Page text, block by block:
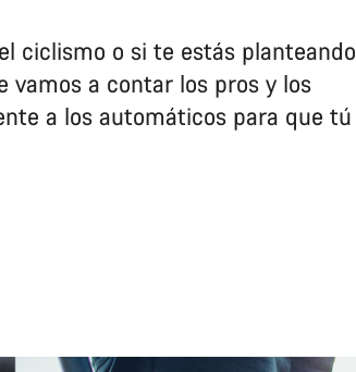
ciclismo o si te estás planteando
vamos a contar los pros y los
a los automáticos para que tú